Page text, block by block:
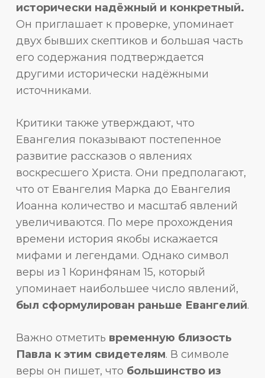
исторически надёжный и конкретный.
Он приглашает к проверке, упоминает
двух бывших скептиков и большая часть
его содержания подтверждается
другими исторически надёжными
источниками.
Критики также утверждают, что
Евангелия показывают постепенное
развитие рассказов о явлениях
воскресшего Христа. Они предполагают,
что от Евангелия Марка до Евангелия
Иоанна количество и масштаб явлений
увеличиваются. По мере прохождения
времени история якобы искажается
мифами и легендами. Однако символ
веры из 1 Коринфянам 15, который
упоминает наибольшее число явлений,
был сформулирован раньше Евангелий.
Важно отметить временную близость
Павла к этим свидетелям. В символе
веры он пишет, что большинство из